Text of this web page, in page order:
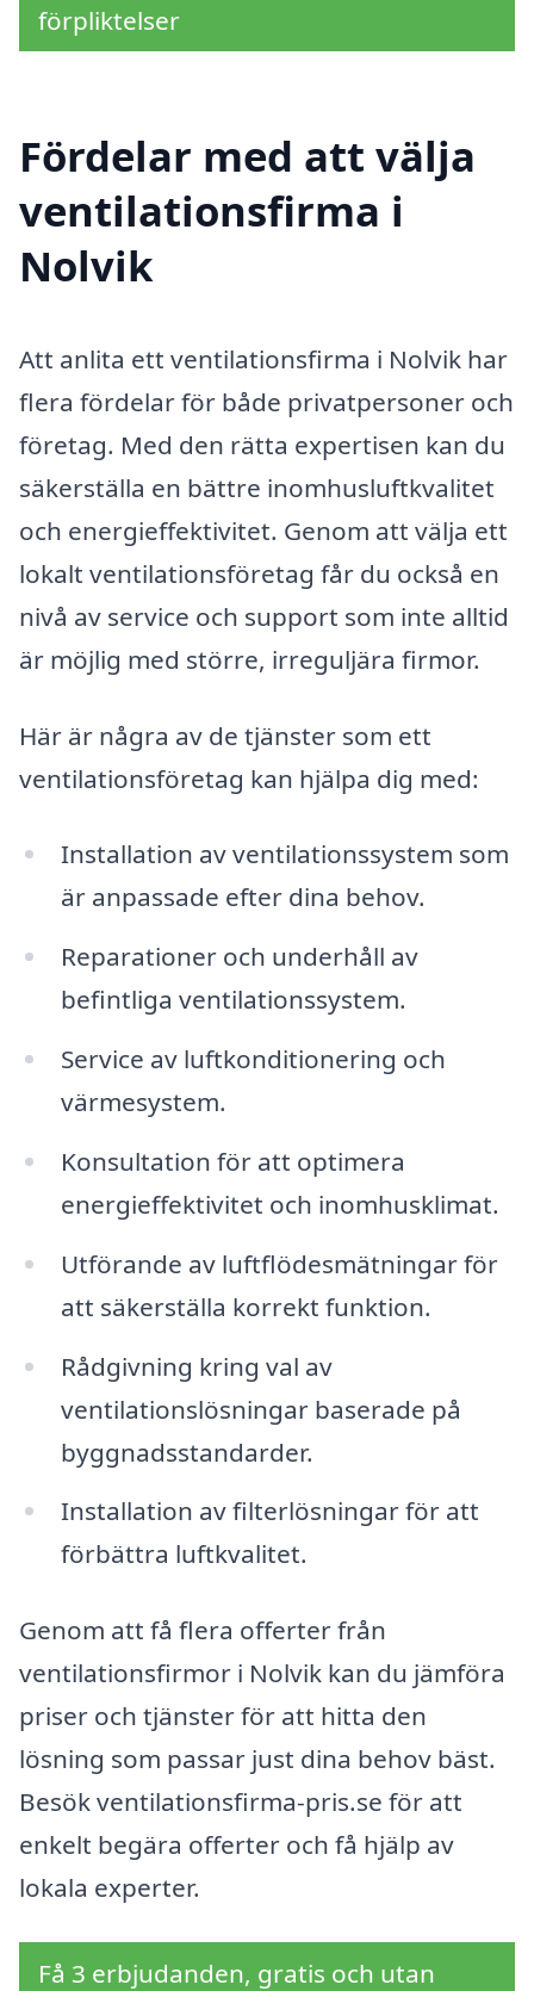
förpliktelser
Fördelar med att välja
ventilationsfirma i
Nolvik
Att anlita ett ventilationsfirma i Nolvik har
flera fördelar för både privatpersoner och
företag. Med den rätta expertisen kan du
säkerställa en bättre inomhusluftkvalitet
och energieffektivitet. Genom att välja ett
lokalt ventilationsföretag får du också en
nivå av service och support som inte alltid
är möjlig med större, irreguljära firmor.
Här är några av de tjänster som ett
ventilationsföretag kan hjälpa dig med:
Installation av ventilationssystem som
är anpassade efter dina behov.
Reparationer och underhåll av
befintliga ventilationssystem.
Service av luftkonditionering och
värmesystem.
Konsultation för att optimera
energieffektivitet och inomhusklimat.
Utförande av luftflödesmätningar för
att säkerställa korrekt funktion.
Rådgivning kring val av
ventilationslösningar baserade på
byggnadsstandarder.
Installation av filterlösningar för att
förbättra luftkvalitet.
Genom att få flera offerter från
ventilationsfirmor i Nolvik kan du jämföra
priser och tjänster för att hitta den
lösning som passar just dina behov bäst.
Besök ventilationsfirma-pris.se för att
enkelt begära offerter och få hjälp av
lokala experter.
Få 3 erbjudanden, gratis och utan